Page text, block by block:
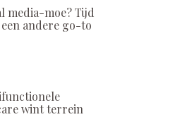
media-moe? Tijd
andere go-to
wint terrein